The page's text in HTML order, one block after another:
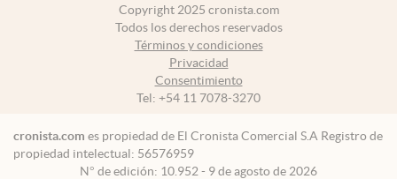
Copyright 2025 cronista.com
Todos los derechos reservados
Términos y condiciones
Privacidad
Consentimiento
Tel: +54 11 7078-3270
cronista.com es propiedad de El Cronista Comercial S.A Registro de
propiedad intelectual: 56576959
N° de edición: 10.952 - 9 de agosto de 2026